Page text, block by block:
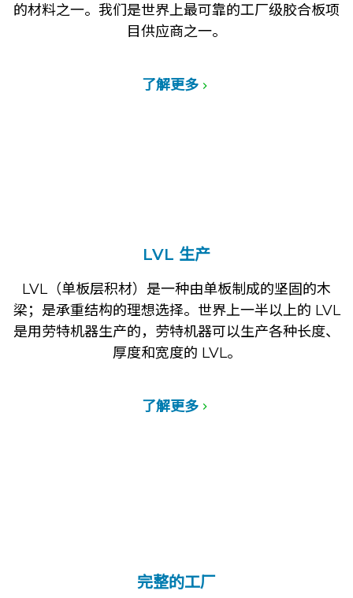
的材料之一。我们是世界上最可靠的工厂级胶合板项
目供应商之一。
了解更多
LVL 生产
LVL（单板层积材）是一种由单板制成的坚固的木
梁；是承重结构的理想选择。世界上一半以上的 LVL
是用劳特机器生产的，劳特机器可以生产各种长度、
厚度和宽度的 LVL。
了解更多
完整的工厂